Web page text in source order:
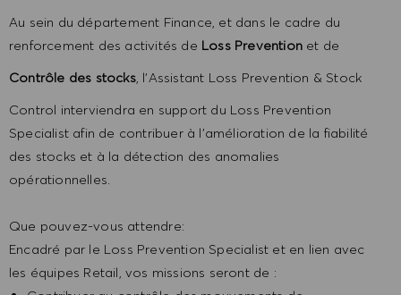
Au sein du département Finance, et dans le cadre du
renforcement des activités de Loss Prevention et de
Contrôle des stocks, l’Assistant Loss Prevention & Stock
Control interviendra en support du Loss Prevention
Specialist afin de contribuer à l’amélioration de la fiabilité
des stocks et à la détection des anomalies
opérationnelles.
Que pouvez-vous attendre:
Encadré par le Loss Prevention Specialist et en lien avec
les équipes Retail, vos missions seront de :